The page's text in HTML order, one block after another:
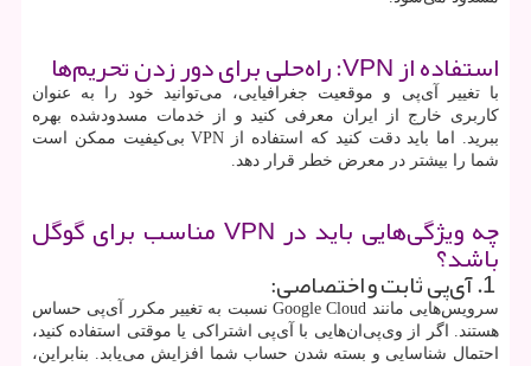
استفاده ازVPN: راه‌حلی برای دور زدن تحریم‌ها
با تغییر آی‌پی و موقعیت جغرافیایی، می‌توانید خود را به عنوان
کاربری خارج از ایران معرفی کنید و از خدمات مسدودشده بهره
ببرید. اما باید دقت کنید که استفاده از VPNبی‌کیفیت ممکن است
شما را بیشتر در معرض خطر قرار دهد.
چه ویژگی‌هایی باید درVPNمناسب برای گوگل
باشد؟
سرویس‌هایی مانند Google Cloud نسبت به تغییر مکرر آی‌پی حساس
هستند. اگر از وی‌پی‌ان‌هایی با آی‌پی اشتراکی یا موقتی استفاده کنید،
احتمال شناسایی و بسته شدن حساب شما افزایش می‌یابد. بنابراین،